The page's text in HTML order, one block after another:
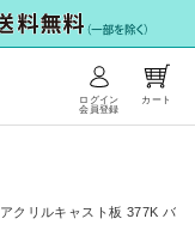
ログイン
会員登録
カート
アクリルキャスト板 377K バイ